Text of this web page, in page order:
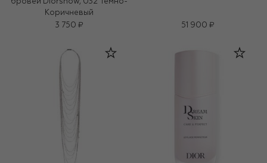
бровей Diorshow, 032 Темно-
Коричневый
3 750 ₽
51 900 ₽